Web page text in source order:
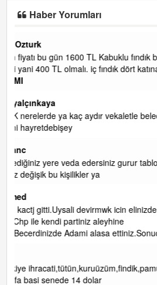
Haber Yorumları
iç
Ereğlinin en değerli en gözde
Metrekaresi 500 bin liraya
başkanım seni belediye
senin ereyliye katkın çok oldu
ibrahim yalçınkaya
qaasvalt kansorejen madde
döke kaldırımlar ana yoldan
dükkanları su basacak ma...
ibrahim yalçınkaya
kemer mezarlık altı
gelin EREĞLİ BELEDİYESİ o
de RUHİ CÖBEKOĞLU
yaz geldi layyy layyy layy lom
ekmek fabrikası kent
konserleri diyor